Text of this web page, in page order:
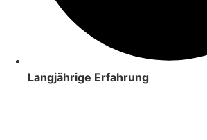
Langjährige Erfahrung